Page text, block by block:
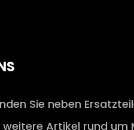
Sie neben
weitere Artikel rund um